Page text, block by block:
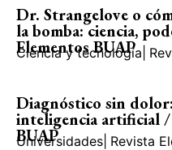
Dr. Strangelove o
la bomba: ciencia,
Elementos BUAP
Ciencia y tecnología
Diagnóstico sin
inteligencia artificial /
BUAP
Universidades Revista